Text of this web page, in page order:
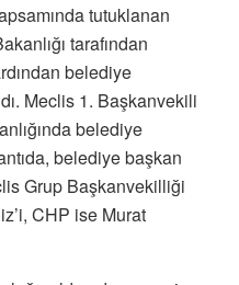
tutuklanan
tarafından
belediye
Meclis 1. Başkanvekili
belediye
belediye başkan
Grup Başkanvekilliği
CHP ise Murat